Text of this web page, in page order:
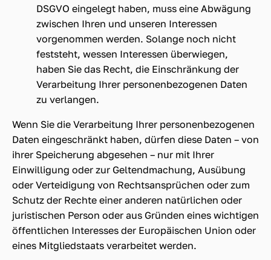
DSGVO eingelegt haben, muss eine Abwägung
zwischen Ihren und unseren Interessen
vorgenommen werden. Solange noch nicht
feststeht, wessen Interessen überwiegen,
haben Sie das Recht, die Einschränkung der
Verarbeitung Ihrer personenbezogenen Daten
zu verlangen.
Wenn Sie die Verarbeitung Ihrer personenbezogenen
Daten eingeschränkt haben, dürfen diese Daten – von
ihrer Speicherung abgesehen – nur mit Ihrer
Einwilligung oder zur Geltendmachung, Ausübung
oder Verteidigung von Rechtsansprüchen oder zum
Schutz der Rechte einer anderen natürlichen oder
juristischen Person oder aus Gründen eines wichtigen
öffentlichen Interesses der Europäischen Union oder
eines Mitgliedstaats verarbeitet werden.